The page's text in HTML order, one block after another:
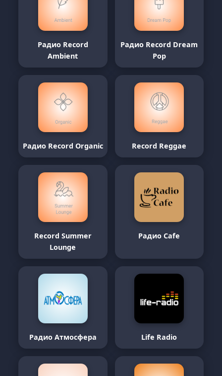
Радио Record
Ambient
Радио Record Dream
Pop
Радио Record Organic Record Reggae
Record Summer
Lounge
Радио Cafe
Радио Атмосфера Life Radio